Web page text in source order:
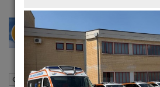
MILANO
Cronaca nazionale 12 Febbraio 2015